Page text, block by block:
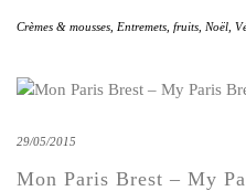
Crèmes & mousses Entremets fruits Noël
29/05/2015
Mon Paris Brest – My